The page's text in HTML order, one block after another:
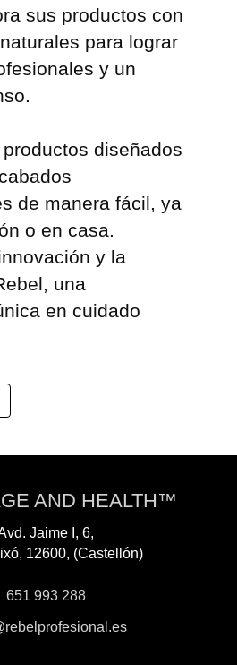
sus productos con
para lograr
y un
diseñados
de manera fácil, ya
o en casa.
y la
una
en cuidado
AND HEALTH™
Jaime I, 6,
, 12600, (Castellón)
651 993 288
rebelprofesional.es